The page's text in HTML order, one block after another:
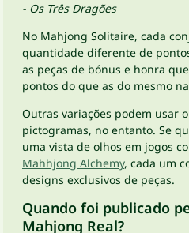
- Os Três Dragões
No Mahjong Solitaire, cada
quantidade diferente de
as peças de bónus e honra
pontos do que as do mesmo
Outras variações podem usar
pictogramas, no entanto. Se
uma vista de olhos em jogos
Mahhjong Alchemy, cada um
designs exclusivos de peças.
Quando foi publicado
Mahjong Real?